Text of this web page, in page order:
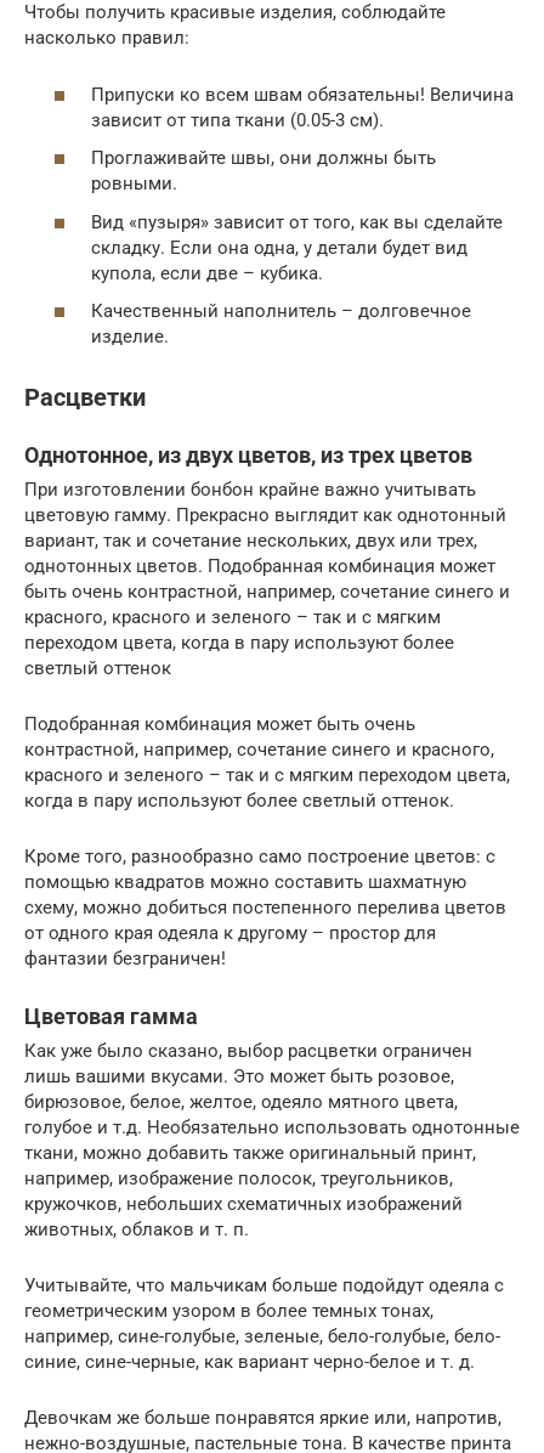
Чтобы получить красивые изделия, соблюдайте
насколько правил:
Припуски ко всем швам обязательны! Величина
зависит от типа ткани (0.05-3 см).
Проглаживайте швы, они должны быть
ровными.
Вид «пузыря» зависит от того, как вы сделайте
складку. Если она одна, у детали будет вид
купола, если две – кубика.
Качественный наполнитель – долговечное
изделие.
Расцветки
Однотонное, из двух цветов, из трех цветов
При изготовлении бонбон крайне важно учитывать
цветовую гамму. Прекрасно выглядит как однотонный
вариант, так и сочетание нескольких, двух или трех,
однотонных цветов. Подобранная комбинация может
быть очень контрастной, например, сочетание синего и
красного, красного и зеленого – так и с мягким
переходом цвета, когда в пару используют более
светлый оттенок
Подобранная комбинация может быть очень
контрастной, например, сочетание синего и красного,
красного и зеленого – так и с мягким переходом цвета,
когда в пару используют более светлый оттенок.
Кроме того, разнообразно само построение цветов: с
помощью квадратов можно составить шахматную
схему, можно добиться постепенного перелива цветов
от одного края одеяла к другому – простор для
фантазии безграничен!
Цветовая гамма
Как уже было сказано, выбор расцветки ограничен
лишь вашими вкусами. Это может быть розовое,
бирюзовое, белое, желтое, одеяло мятного цвета,
голубое и т.д. Необязательно использовать однотонные
ткани, можно добавить также оригинальный принт,
например, изображение полосок, треугольников,
кружочков, небольших схематичных изображений
животных, облаков и т. п.
Учитывайте, что мальчикам больше подойдут одеяла с
геометрическим узором в более темных тонах,
например, сине-голубые, зеленые, бело-голубые, бело-
синие, сине-черные, как вариант черно-белое и т. д.
Девочкам же больше понравятся яркие или, напротив,
нежно-воздушные, пастельные тона. В качестве принта